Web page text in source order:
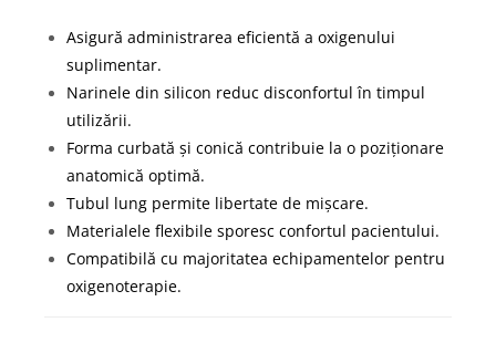
Asigură administrarea eficientă a oxigenului
suplimentar.
Narinele din silicon reduc disconfortul în timpul
utilizării.
Forma curbată și conică contribuie la o poziționare
anatomică optimă.
Tubul lung permite libertate de mișcare.
Materialele flexibile sporesc confortul pacientului.
Compatibilă cu majoritatea echipamentelor pentru
oxigenoterapie.